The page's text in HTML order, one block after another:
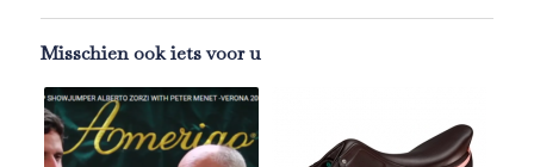
Misschien ook iets voor u